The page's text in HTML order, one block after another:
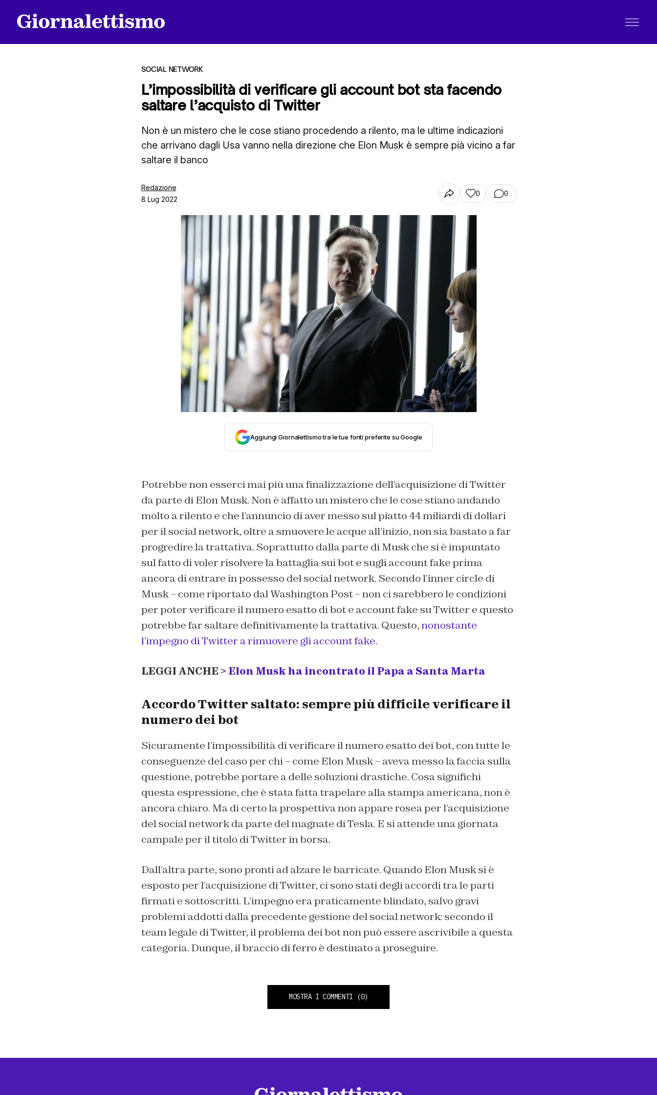
SOCIAL NETWORK
L’impossibilità di verificare gli account bot sta facendo
saltare l’acquisto di Twitter
Non è un mistero che le cose stiano procedendo a rilento, ma le ultime indicazioni
che arrivano dagli Usa vanno nella direzione che Elon Musk è sempre pià vicino a far
saltare il banco
Redazione
8 Lug 2022
0 0
Aggiungi Giornalettismo tra le tue fonti preferite su Google
Potrebbe non esserci mai più una finalizzazione dell’acquisizione di Twitter
da parte di Elon Musk. Non è affatto un mistero che le cose stiano andando
molto a rilento e che l’annuncio di aver messo sul piatto 44 miliardi di dollari
per il social network, oltre a smuovere le acque all’inizio, non sia bastato a far
progredire la trattativa. Soprattutto dalla parte di Musk che si è impuntato
sul fatto di voler risolvere la battaglia sui bot e sugli account fake prima
ancora di entrare in possesso del social network. Secondo l’inner circle di
Musk – come riportato dal Washington Post – non ci sarebbero le condizioni
per poter verificare il numero esatto di bot e account fake su Twitter e questo
potrebbe far saltare definitivamente la trattativa. Questo,nonostante
l’impegno di Twitter a rimuovere gli account fake.
LEGGI ANCHE > Elon Musk ha incontrato il Papa a Santa Marta
Accordo Twitter saltato: sempre più difficile verificare il
numero dei bot
Sicuramente l’impossibilità di verificare il numero esatto dei bot, con tutte le
conseguenze del caso per chi – come Elon Musk – aveva messo la faccia sulla
questione, potrebbe portare a delle soluzioni drastiche. Cosa significhi
questa espressione, che è stata fatta trapelare alla stampa americana, non è
ancora chiaro. Ma di certo la prospettiva non appare rosea per l’acquisizione
del social network da parte del magnate di Tesla. E si attende una giornata
campale per il titolo di Twitter in borsa.
Dall’altra parte, sono pronti ad alzare le barricate. Quando Elon Musk si è
esposto per l’acquisizione di Twitter, ci sono stati degli accordi tra le parti
firmati e sottoscritti. L’impegno era praticamente blindato, salvo gravi
problemi addotti dalla precedente gestione del social network: secondo il
team legale di Twitter, il problema dei bot non può essere ascrivibile a questa
categoria. Dunque, il braccio di ferro è destinato a proseguire.
MOSTRA I COMMENTI (0)